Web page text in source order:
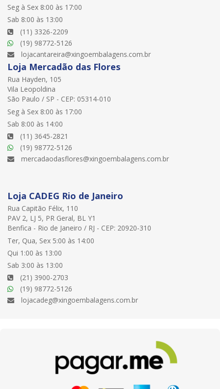
Seg à Sex 8:00 às 17:00
Sab 8:00 às 13:00
(11) 3326-2209
(19) 98772-5126
lojacantareira@xingoembalagens.com.br
Loja Mercadão das Flores
Rua Hayden, 105
Vila Leopoldina
São Paulo / SP - CEP: 05314-010
Seg à Sex 8:00 às 17:00
Sab 8:00 às 14:00
(11) 3645-2821
(19) 98772-5126
mercadaodasflores@xingoembalagens.com.br
Loja CADEG Rio de Janeiro
Rua Capitão Félix, 110
PAV 2, LJ 5, PR Geral, BL Y1
Benfica - Rio de Janeiro / RJ - CEP: 20920-310
Ter, Qua, Sex 5:00 às 14:00
Qui 1:00 às 13:00
Sab 3:00 às 13:00
(21) 3900-2703
(19) 98772-5126
lojacadeg@xingoembalagens.com.br